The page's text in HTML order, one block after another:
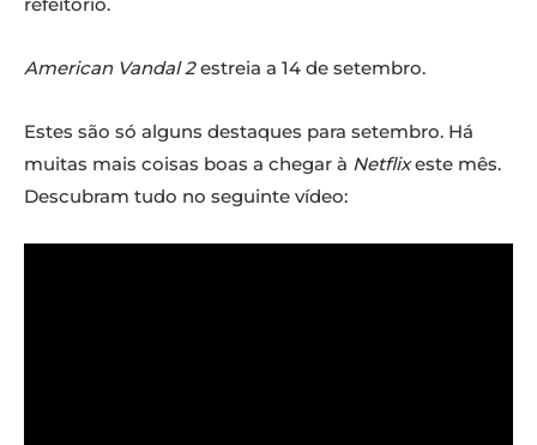
American Vandal 2estreia a 14 de setembro.
Estes são só alguns destaques para setembro. Há
muitas mais coisas boas a chegar à Netflixeste mês.
Descubram tudo no seguinte vídeo: